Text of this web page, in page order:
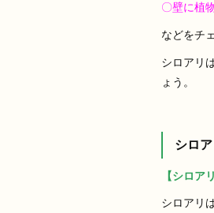
〇壁に植
などをチ
シロアリ
ょう。
シロ
【シロア
シロアリ